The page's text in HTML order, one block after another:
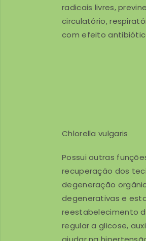
radicais livres,
circulatório,
com efeito
Chlorella vulgaris
Possui outras
recuperação dos
degeneração
degenerativas e
reestabelecimento
regular a glicose,